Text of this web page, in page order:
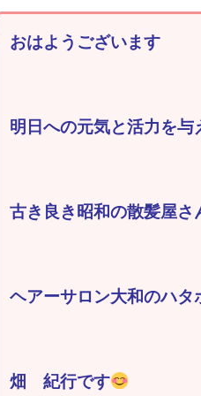
おはようございます
明日への元気と活力を与
古き良き昭和の散髪屋さ
ヘアーサロン大和のハタ
畑 紀行です